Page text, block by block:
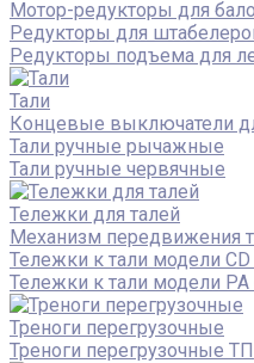
Мотор-редукторы для
Редукторы для
Редукторы подъема для
Тали
Концевые выключатели
Тали ручные рычажные
Тали ручные червячные
Тележки для талей
Механизм передвижения
Тележки к тали модели
Тележки к тали модели РА
Треноги перегрузочные
Треноги перегрузочные ТП